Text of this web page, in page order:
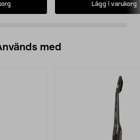
Lägg i varukorg
med